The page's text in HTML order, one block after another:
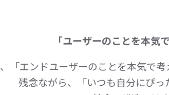
「ユーザーのことを本気
「エンドユーザーのことを本気で
残念ながら、「いつも自分にぴ